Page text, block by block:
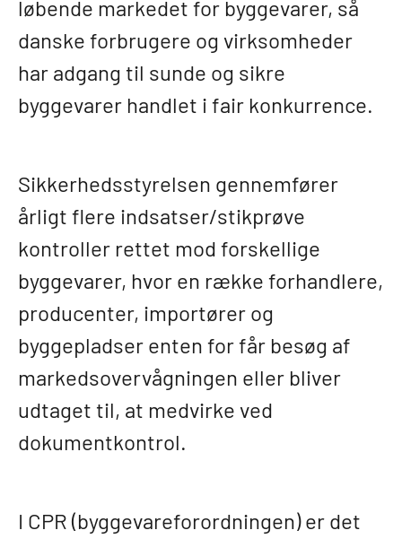
løbende markedet for byggevarer, så
danske forbrugere og virksomheder
har adgang til sunde og sikre
byggevarer handlet i fair konkurrence.
Sikkerhedsstyrelsen gennemfører
årligt flere indsatser/stikprøve
kontroller rettet mod forskellige
byggevarer, hvor en række forhandlere,
producenter, importører og
byggepladser enten for får besøg af
markedsovervågningen eller bliver
udtaget til, at medvirke ved
dokumentkontrol.
I CPR (byggevareforordningen) er det